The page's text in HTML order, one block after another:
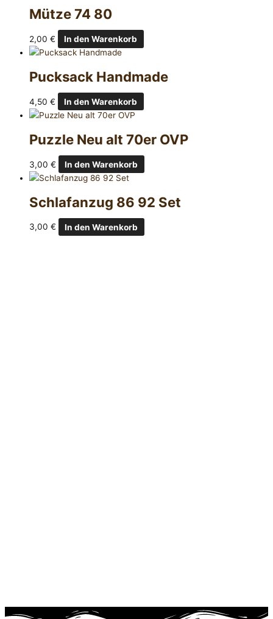
Mütze 74 80
2,00 € In den Warenkorb
Pucksack Handmade
4,50 € In den Warenkorb
Puzzle Neu alt 70er OVP
3,00 € In den Warenkorb
Schlafanzug 86 92 Set
3,00 € In den Warenkorb